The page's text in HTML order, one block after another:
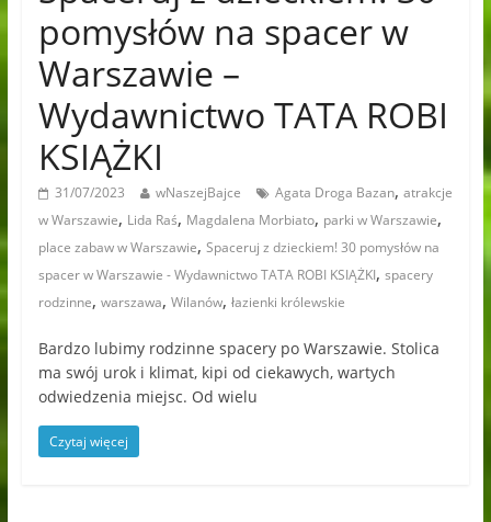
pomysłów na spacer w
Warszawie –
Wydawnictwo TATA ROBI
KSIĄŻKI
31/07/2023 wNaszejBajce Agata Droga Bazan, atrakcje
w Warszawie, Lida Raś, Magdalena Morbiato, parki w Warszawie,
place zabaw w Warszawie, Spaceruj z dzieckiem! 30 pomysłów na
spacer w Warszawie - Wydawnictwo TATA ROBI KSIĄŻKI, spacery
rodzinne, warszawa, Wilanów, łazienki królewskie
Bardzo lubimy rodzinne spacery po Warszawie. Stolica
ma swój urok i klimat, kipi od ciekawych, wartych
odwiedzenia miejsc. Od wielu
Czytaj więcej